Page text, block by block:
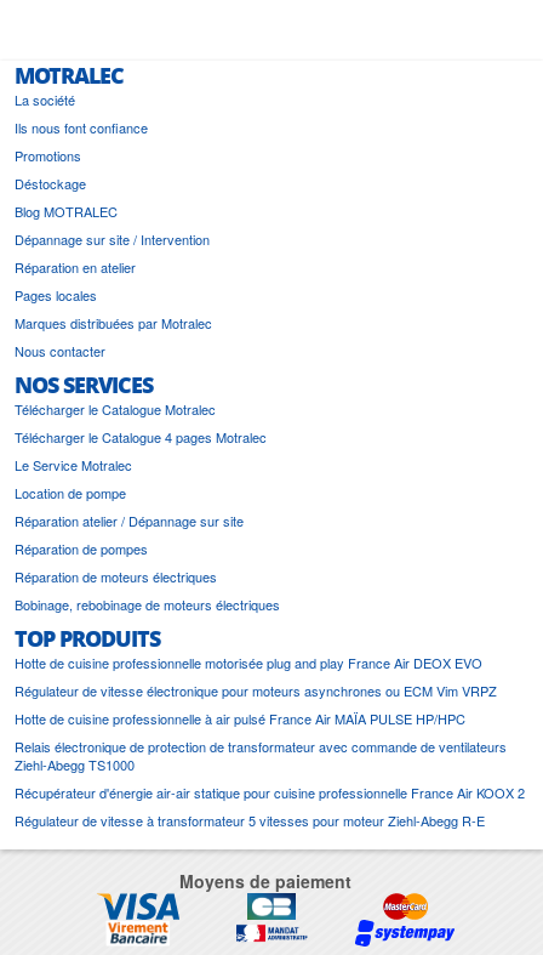
MOTRALEC
La société
Ils nous font confiance
Promotions
Déstockage
Blog MOTRALEC
Dépannage sur site / Intervention
Réparation en atelier
Pages locales
Marques distribuées par Motralec
Nous contacter
NOS SERVICES
Télécharger le Catalogue Motralec
Télécharger le Catalogue 4 pages Motralec
Le Service Motralec
Location de pompe
Réparation atelier / Dépannage sur site
Réparation de pompes
Réparation de moteurs électriques
Bobinage, rebobinage de moteurs électriques
TOP PRODUITS
Hotte de cuisine professionnelle motorisée plug and play France Air DEOX EVO
Régulateur de vitesse électronique pour moteurs asynchrones ou ECM Vim VRPZ
Hotte de cuisine professionnelle à air pulsé France Air MAÏA PULSE HP/HPC
Relais électronique de protection de transformateur avec commande de ventilateurs
Ziehl-Abegg TS1000
Récupérateur d'énergie air-air statique pour cuisine professionnelle France Air KOOX 2
Régulateur de vitesse à transformateur 5 vitesses pour moteur Ziehl-Abegg R-E
Moyens de paiement